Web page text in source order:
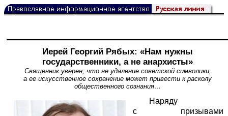
Иерей Георгий Рябых: «Нам нужны
государственники, а не анархисты»
Священник уверен, что не удаление советской символики,
а ее искусственное сохранение может привести к расколу
общественного сознания…
Наряду
с призывами